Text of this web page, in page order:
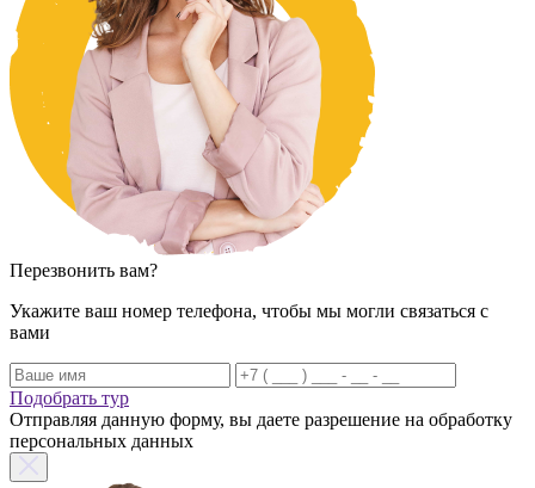
Перезвонить вам?
Укажите ваш номер телефона, чтобы мы могли связаться с
вами
Подобрать тур
Отправляя данную форму, вы даете разрешение на обработку
персональных данных